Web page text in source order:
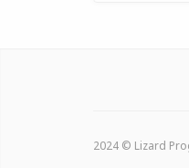
2024 © Lizard